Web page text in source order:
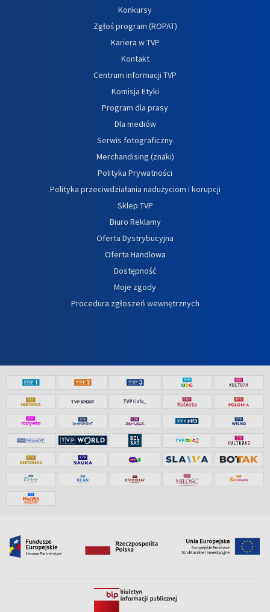
Konkursy
Zgłoś program (ROPAT)
Kariera w TVP
Kontakt
Centrum informacji TVP
Komisja Etyki
Program dla prasy
Dla mediów
Serwis fotograficzny
Merchandising (znaki)
Polityka Prywatności
Polityka przeciwdziałania nadużyciom i korupcji
Sklep TVP
Biuro Reklamy
Oferta Dystrybucyjna
Oferta Handlowa
Dostępność
Moje zgody
Procedura zgłoszeń wewnętrznych